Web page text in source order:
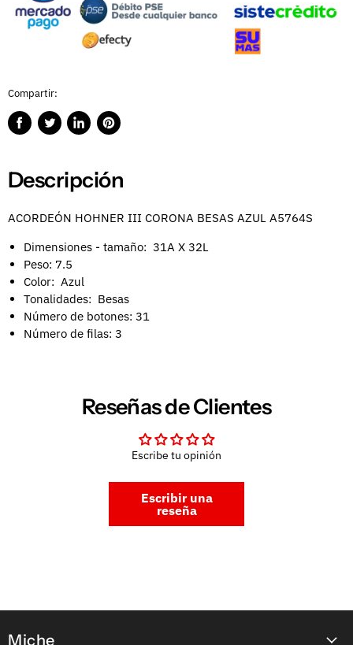
Compartir:
CompartirPublicarCompartirGuardar
Descripción
ACORDEÓN HOHNER III CORONA BESAS AZUL A5764S
Dimensiones - tamaño: 31A X 32L
Peso: 7.5
Color: Azul
Tonalidades: Besas
Número de botones: 31
Número de filas: 3
Reseñas de Clientes
Escribe tu opinión
Escribir una
reseña
Miche